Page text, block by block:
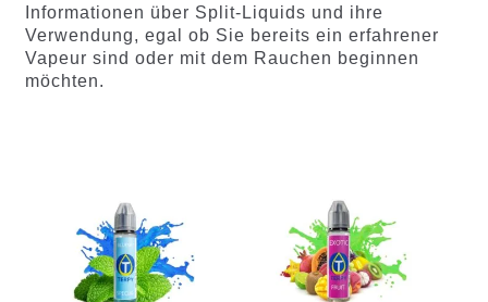
Informationen über Split-Liquids und ihre
Verwendung, egal ob Sie bereits ein erfahrener
Vapeur sind oder mit dem Rauchen beginnen
möchten.